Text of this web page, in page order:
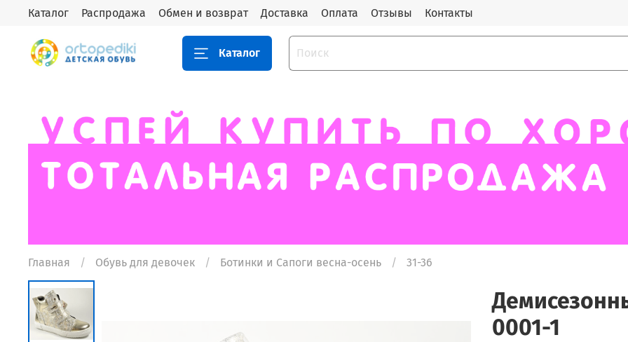
Каталог Распродажа Обмен и возврат Доставка Оплата Отзывы Контакты
Каталог
Главная Обувь для девочек Ботинки и Сапоги весна-осень 31-36
0001-1